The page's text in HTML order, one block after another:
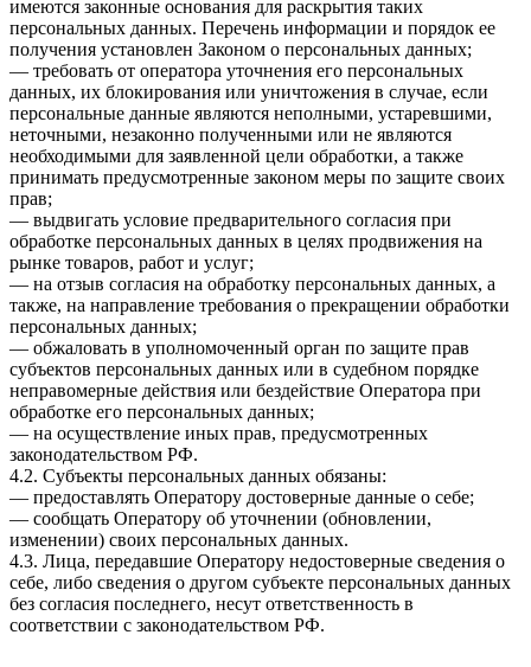
имеются законные основания для раскрытия таких
персональных данных. Перечень информации и порядок ее
получения установлен Законом о персональных данных;
— требовать от оператора уточнения его персональных
данных, их блокирования или уничтожения в случае, если
персональные данные являются неполными, устаревшими,
неточными, незаконно полученными или не являются
необходимыми для заявленной цели обработки, а также
принимать предусмотренные законом меры по защите своих
прав;
— выдвигать условие предварительного согласия при
обработке персональных данных в целях продвижения на
рынке товаров, работ и услуг;
— на отзыв согласия на обработку персональных данных, а
также, на направление требования о прекращении обработки
персональных данных;
— обжаловать в уполномоченный орган по защите прав
субъектов персональных данных или в судебном порядке
неправомерные действия или бездействие Оператора при
обработке его персональных данных;
— на осуществление иных прав, предусмотренных
законодательством РФ.
4.2. Субъекты персональных данных обязаны:
— предоставлять Оператору достоверные данные о себе;
— сообщать Оператору об уточнении (обновлении,
изменении) своих персональных данных.
4.3. Лица, передавшие Оператору недостоверные сведения о
себе, либо сведения о другом субъекте персональных данных
без согласия последнего, несут ответственность в
соответствии с законодательством РФ.